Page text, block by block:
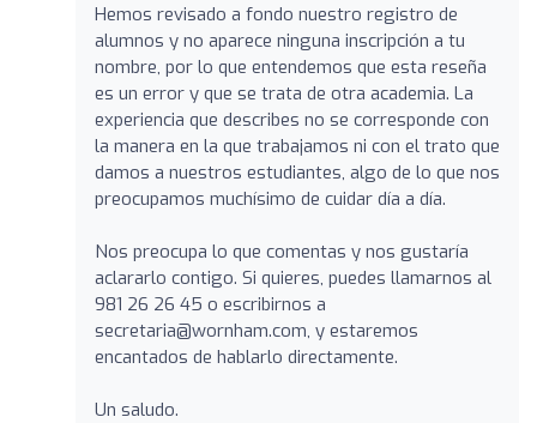
Hemos revisado a fondo nuestro registro de
alumnos y no aparece ninguna inscripción a tu
nombre, por lo que entendemos que esta reseña
es un error y que se trata de otra academia. La
experiencia que describes no se corresponde con
la manera en la que trabajamos ni con el trato que
damos a nuestros estudiantes, algo de lo que nos
preocupamos muchísimo de cuidar día a día.
Nos preocupa lo que comentas y nos gustaría
aclararlo contigo. Si quieres, puedes llamarnos al
981 26 26 45 o escribirnos a
secretaria@wornham.com, y estaremos
encantados de hablarlo directamente.
Un saludo.